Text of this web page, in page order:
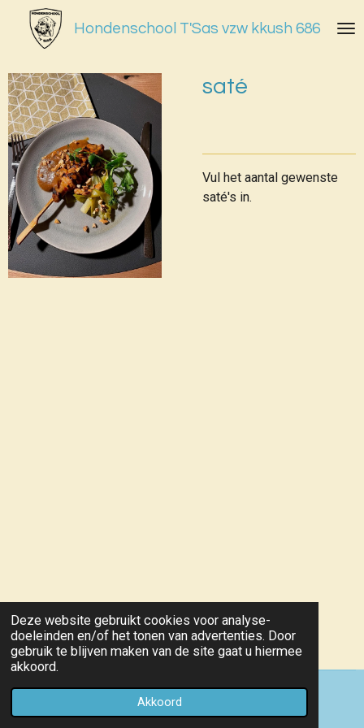
Deze website gebruikt cookies voor analyse-
doeleinden en/of het tonen van advertenties. Door
gebruik te blijven maken van de site gaat u hiermee
akkoord.
Akkoord
direct
de
hoofdinhoud
Hondenschool T'Sas vzw kkush 686
saté
Vul het aantal gewenste
saté's in.
© 2021 - 2026 Hondenschool T Sas vzw KKUSH 686